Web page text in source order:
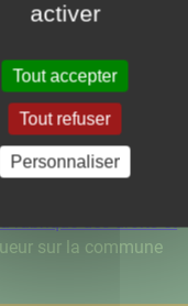
Retour aux actualités
rubrique des droits et
sur la commune
activer
Tout accepter
Tout refuser
Personnaliser